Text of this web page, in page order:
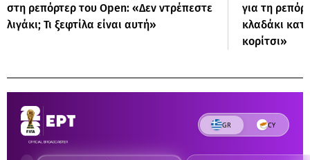
στη ρεπόρτερ του Open: «Δεν ντρέπεστε
λιγάκι; Τι ξεφτίλα είναι αυτή»
για τη
κλαδάκι
κορίτσι»